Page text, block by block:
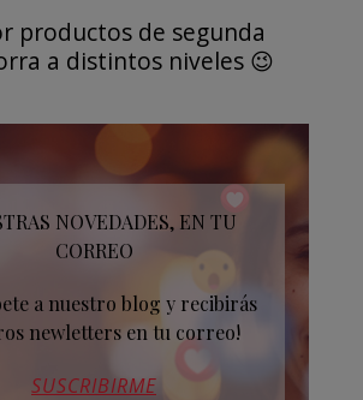
productos de segunda
a distintos niveles 😉
NOVEDADES, EN TU
CORREO
a nuestro blog y recibirás
newletters en tu correo!
SUSCRIBIRME